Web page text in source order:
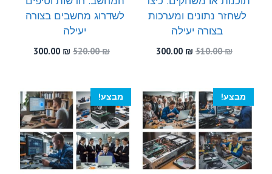
לשחזר נתונים ומערכות
בצורה יעילה
510.00₪
המחיר
510.00 ₪.
300.00 ₪
300.00 ₪.
לשדרוג מחשבים בצורה
יעילה
520.00₪
המחיר
520.00 ₪.
300.00 ₪
המחיר
300.00 ₪.
מבצע! מבצע!